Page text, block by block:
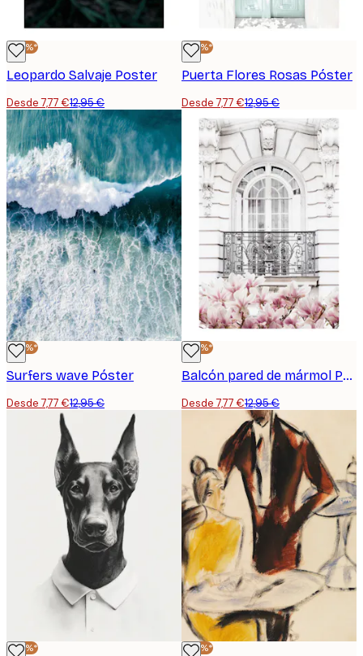
-40%*
Leopardo Salvaje Poster
Desde 7,77 €12,95 €
-40%*
Puerta Flores Rosas Póster
Desde 7,77 €12,95 €
-40%*
Surfers wave Póster
Desde 7,77 €12,95 €
-40%*
Balcón pared de mármol Póster
Desde 7,77 €12,95 €
-40%* -40%*